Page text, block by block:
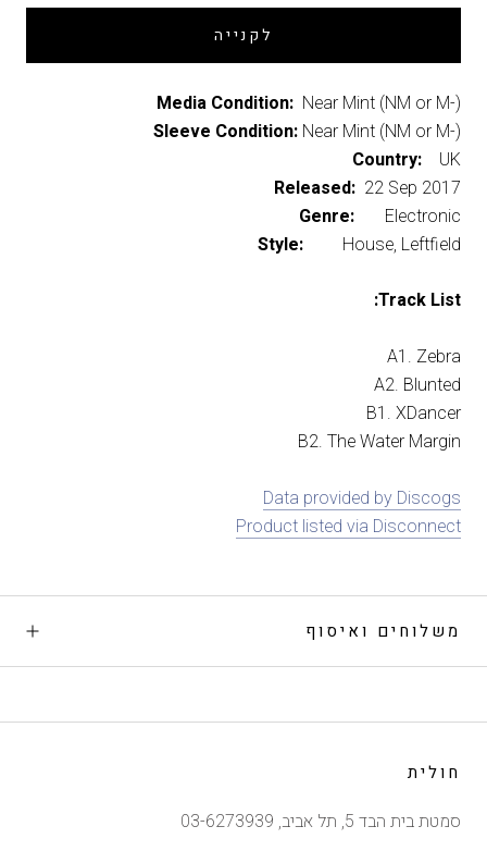
לקנייה
Media Condition: Near Mint (NM or M-)
Sleeve Condition: Near Mint (NM or M-)
Country: UK
Released: 22 Sep 2017
Genre: Electronic
Style: House, Leftfield
Track List:
A1. Zebra
A2. Blunted
B1. XDancer
B2. The Water Margin
Data provided by Discogs
Product listed via Disconnect
משלוחים ואיסוף
חולית
סמטת בית הבד 5, תל אביב, 03-6273939